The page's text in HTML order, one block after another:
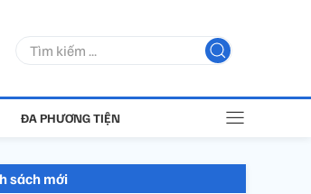
ĐA PHƯƠNG TIỆN
sách mới